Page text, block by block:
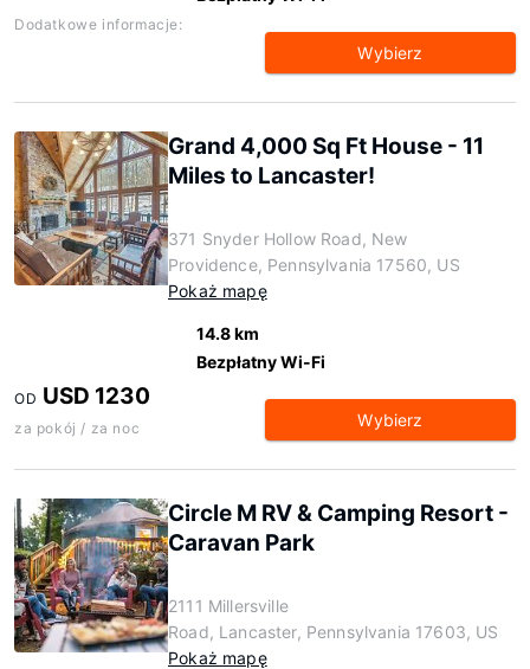
Dodatkowe informacje:
Wybierz
Grand 4,000 Sq Ft House - 11
Miles to Lancaster!
371 Snyder Hollow Road, New
Providence, Pennsylvania 17560, US
Pokaż mapę
14.8 km
Bezpłatny Wi-Fi
OD USD 1230
za pokój / za noc Wybierz
Circle M RV & Camping Resort -
Caravan Park
2111 Millersville
Road, Lancaster, Pennsylvania 17603, US
Pokaż mapę